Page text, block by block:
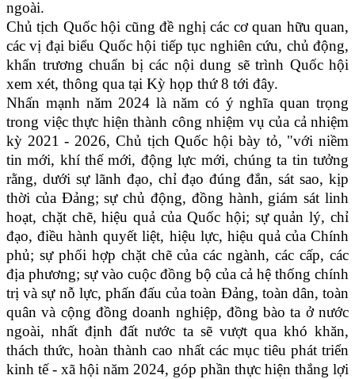
ngoài.
Chủ tịch Quốc hội cũng đề nghị các cơ quan hữu quan,
các vị đại biểu Quốc hội tiếp tục nghiên cứu, chủ động,
khẩn trương chuẩn bị các nội dung sẽ trình Quốc hội
xem xét, thông qua tại Kỳ họp thứ 8 tới đây.
Nhấn mạnh năm 2024 là năm có ý nghĩa quan trọng
trong việc thực hiện thành công nhiệm vụ của cả nhiệm
kỳ 2021 - 2026, Chủ tịch Quốc hội bày tỏ, "với niềm
tin mới, khí thế mới, động lực mới, chúng ta tin tưởng
rằng, dưới sự lãnh đạo, chỉ đạo đúng đắn, sát sao, kịp
thời của Đảng; sự chủ động, đồng hành, giám sát linh
hoạt, chặt chẽ, hiệu quả của Quốc hội; sự quản lý, chỉ
đạo, điều hành quyết liệt, hiệu lực, hiệu quả của Chính
phủ; sự phối hợp chặt chẽ của các ngành, các cấp, các
địa phương; sự vào cuộc đồng bộ của cả hệ thống chính
trị và sự nỗ lực, phấn đấu của toàn Đảng, toàn dân, toàn
quân và cộng đồng doanh nghiệp, đồng bào ta ở nước
ngoài, nhất định đất nước ta sẽ vượt qua khó khăn,
thách thức, hoàn thành cao nhất các mục tiêu phát triển
kinh tế - xã hội năm 2024, góp phần thực hiện thắng lợi